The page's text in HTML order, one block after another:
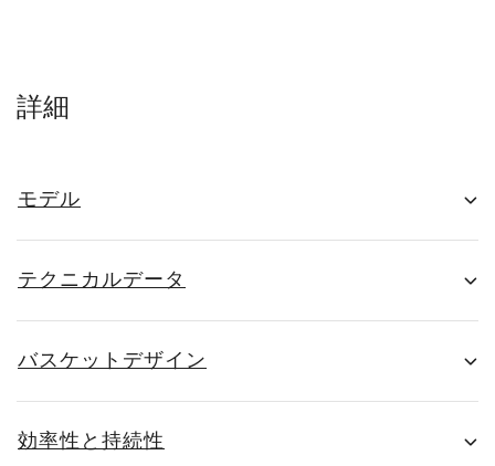
詳細
モデル
テクニカルデータ
バスケットデザイン
効率性と持続性